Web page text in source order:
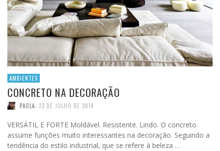
AMBIENTES
CONCRETO NA DECORAÇÃO
PAOLA, 22 DE JULHO DE 2014
VERSÁTIL E FORTE Moldável. Resistente. Lindo. O concreto
assume funções muito interessantes na decoração. Seguindo a
tendência do estilo industrial, que se refere à beleza …